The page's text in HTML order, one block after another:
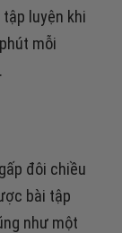
luyện khi
mỗi
đôi chiều
bài tập
như một